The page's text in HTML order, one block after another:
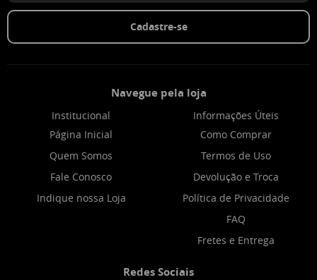
Cadastre-se
Navegue pela loja
Institucional
Página Inicial
Quem Somos
Fale Conosco
Indique nossa Loja
Informações Úteis
Como Comprar
Termos de Uso
Devolução e Troca
Política de Privacidade
FAQ
Fretes e Entrega
Redes Sociais